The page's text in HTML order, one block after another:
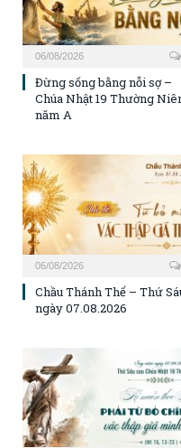
06/08/2026
Đừng sống bằng nỗi sợ –
Chúa Nhật 19 Thường
năm A
06/08/2026
Chầu Thánh Thể – Thứ
ngày 07.08.2026